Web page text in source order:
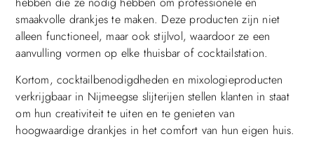
smaakvolle drankjes te maken. Deze producten zijn niet
alleen functioneel, maar ook stijlvol, waardoor ze een
aanvulling vormen op elke thuisbar of cocktailstation.
Kortom, cocktailbenodigdheden en mixologieproducten
verkrijgbaar in Nijmeegse slijterijen stellen klanten in staat
om hun creativiteit te uiten en te genieten van
hoogwaardige drankjes in het comfort van hun eigen huis.